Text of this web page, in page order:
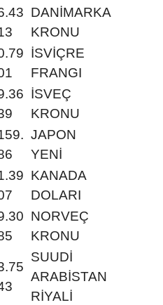
DANİMARKA
KRONU
İSVİÇRE
FRANGI
İSVEÇ
KRONU
JAPON
YENİ
KANADA
DOLARI
NORVEÇ
KRONU
SUUDİ
ARABİSTAN
RİYALİ